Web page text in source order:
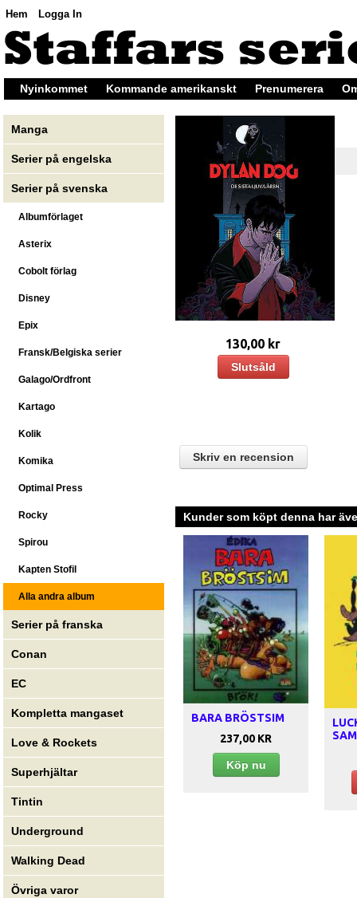
Hem Logga In
Nyinkommet Kommande amerikanskt Prenumerera
Manga
Serier på engelska
Serier på svenska
Albumförlaget
Asterix
Cobolt förlag
Disney
Epix
Fransk/Belgiska serier
Galago/Ordfront
Kartago
Kolik
Komika
Optimal Press
Rocky
Spirou
Kapten Stofil
Alla andra album
Serier på franska
Conan
EC
Kompletta mangaset
Love & Rockets
Superhjältar
Tintin
Underground
Walking Dead
Övriga varor
130,00 kr
Slutsåld
Skriv en recension
Kunder som köpt denna har
BARA BRÖSTSIM
237,00 KR
Köp nu